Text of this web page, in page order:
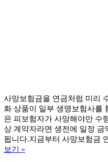
사망보험금을 연금처럼 미리
화 상품이 일부 생명보험사를
은 피보험자가 사망해야만 수
상 계약자라면 생전에 일정 금
됩니다.지금부터 사망보험금
보기 »